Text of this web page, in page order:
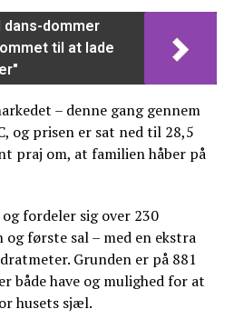
dans-dommer
til at lade
– denne gang gennem
og prisen er sat ned til 28,5
praj om, at familien håber på
fordeler sig over 230
første sal – med en ekstra
Grunden er på 881
både have og mulighed for at
husets sjæl.